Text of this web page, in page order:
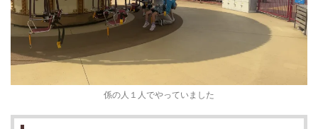
係の人１人でやっていました